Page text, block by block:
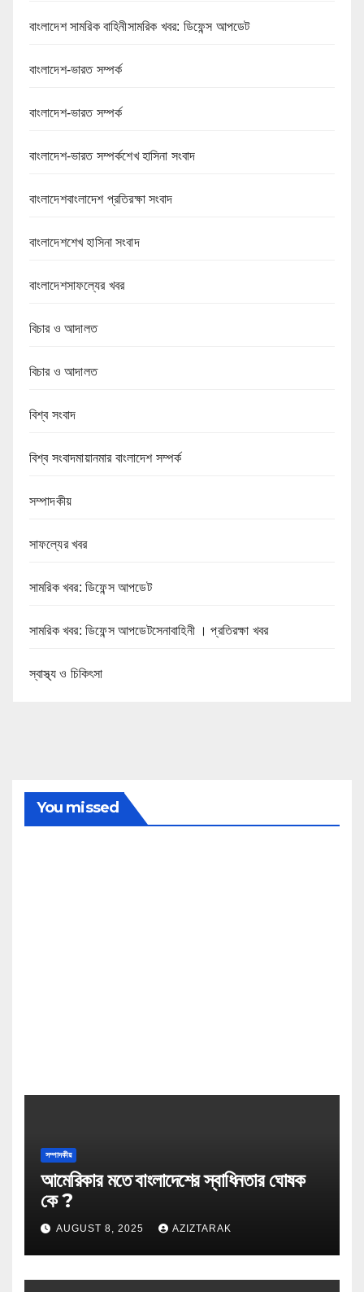
বাংলাদেশ সামরিক বাহিনীসামরিক খবর: ডিফেন্স আপডেট
বাংলাদেশ-ভারত সম্পর্ক
বাংলাদেশ-ভারত সম্পর্ক
বাংলাদেশ-ভারত সম্পর্কশেখ হাসিনা সংবাদ
বাংলাদেশবাংলাদেশ প্রতিরক্ষা সংবাদ
বাংলাদেশশেখ হাসিনা সংবাদ
বাংলাদেশসাফল্যের খবর
বিচার ও আদালত
বিচার ও আদালত
বিশ্ব সংবাদ
বিশ্ব সংবাদমায়ানমার বাংলাদেশ সম্পর্ক
সম্পাদকীয়
সাফল্যের খবর
সামরিক খবর: ডিফেন্স আপডেট
সামরিক খবর: ডিফেন্স আপডেটসেনাবাহিনী । প্রতিরক্ষা খবর
স্বাস্থ্য ও চিকিৎসা
You missed
সম্পাদকীয়
আমেরিকার মতে বাংলাদেশের স্বাধিনতার ঘোষক
কে ?
AUGUST 8, 2025 AZIZTARAK